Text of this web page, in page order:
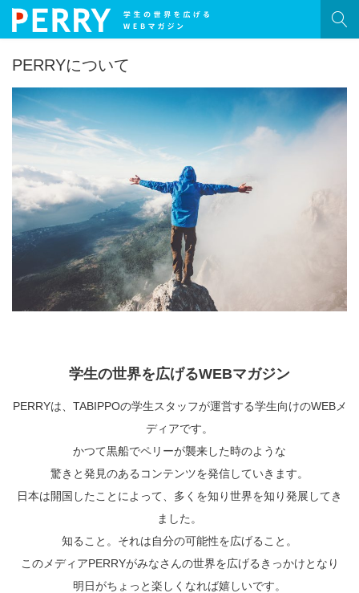
HOME
記事一覧
PERRY［ペリー］とは？
旅
学生生活
就活
恋愛
PERRYについて
学生の世界を広げるWEBマガジン
PERRYは、TABIPPOの学生スタッフが運営する学生向けのWEBメ
ディアです。
かつて黒船でペリーが襲来した時のような
驚きと発見のあるコンテンツを発信していきます。
日本は開国したことによって、多くを知り世界を知り発展してき
ました。
知ること。それは自分の可能性を広げること。
このメディアPERRYがみなさんの世界を広げるきっかけとなり
明日がちょっと楽しくなれば嬉しいです。